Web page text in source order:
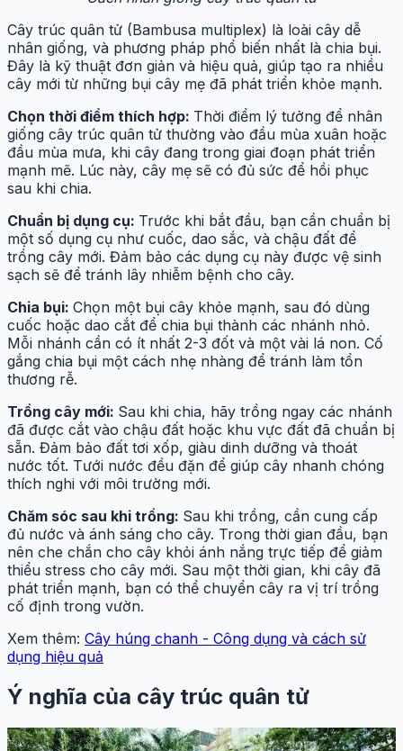
Cây trúc quân tử (Bambusa multiplex) là loài cây dễ
nhân giống, và phương pháp phổ biến nhất là chia bụi.
Đây là kỹ thuật đơn giản và hiệu quả, giúp tạo ra nhiều
cây mới từ những bụi cây mẹ đã phát triển khỏe mạnh.
Chọn thời điểm thích hợp: Thời điểm lý tưởng để nhân
giống cây trúc quân tử thường vào đầu mùa xuân hoặc
đầu mùa mưa, khi cây đang trong giai đoạn phát triển
mạnh mẽ. Lúc này, cây mẹ sẽ có đủ sức để hồi phục
sau khi chia.
Chuẩn bị dụng cụ: Trước khi bắt đầu, bạn cần chuẩn bị
một số dụng cụ như cuốc, dao sắc, và chậu đất để
trồng cây mới. Đảm bảo các dụng cụ này được vệ sinh
sạch sẽ để tránh lây nhiễm bệnh cho cây.
Chia bụi: Chọn một bụi cây khỏe mạnh, sau đó dùng
cuốc hoặc dao cắt để chia bụi thành các nhánh nhỏ.
Mỗi nhánh cần có ít nhất 2-3 đốt và một vài lá non. Cố
gắng chia bụi một cách nhẹ nhàng để tránh làm tổn
thương rễ.
Trồng cây mới: Sau khi chia, hãy trồng ngay các nhánh
đã được cắt vào chậu đất hoặc khu vực đất đã chuẩn bị
sẵn. Đảm bảo đất tơi xốp, giàu dinh dưỡng và thoát
nước tốt. Tưới nước đều đặn để giúp cây nhanh chóng
thích nghi với môi trường mới.
Chăm sóc sau khi trồng: Sau khi trồng, cần cung cấp
đủ nước và ánh sáng cho cây. Trong thời gian đầu, bạn
nên che chắn cho cây khỏi ánh nắng trực tiếp để giảm
thiểu stress cho cây mới. Sau một thời gian, khi cây đã
phát triển mạnh, bạn có thể chuyển cây ra vị trí trồng
cố định trong vườn.
Xem thêm: Cây húng chanh - Công dụng và cách sử
dụng hiệu quả
Ý nghĩa của cây trúc quân tử